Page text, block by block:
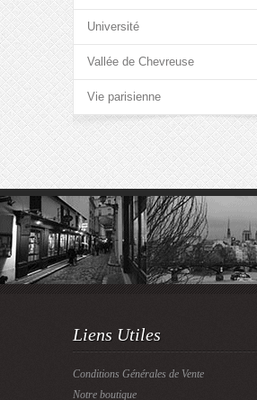
Université
Vallée de Chevreuse
Vie parisienne
Liens Utiles
Conditions Générales de Vente
Notre boutique